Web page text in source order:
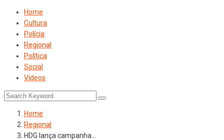
Home
Cultura
Polícia
Regional
Política
Social
Videos
Home
Regional
HDG lança campanha…